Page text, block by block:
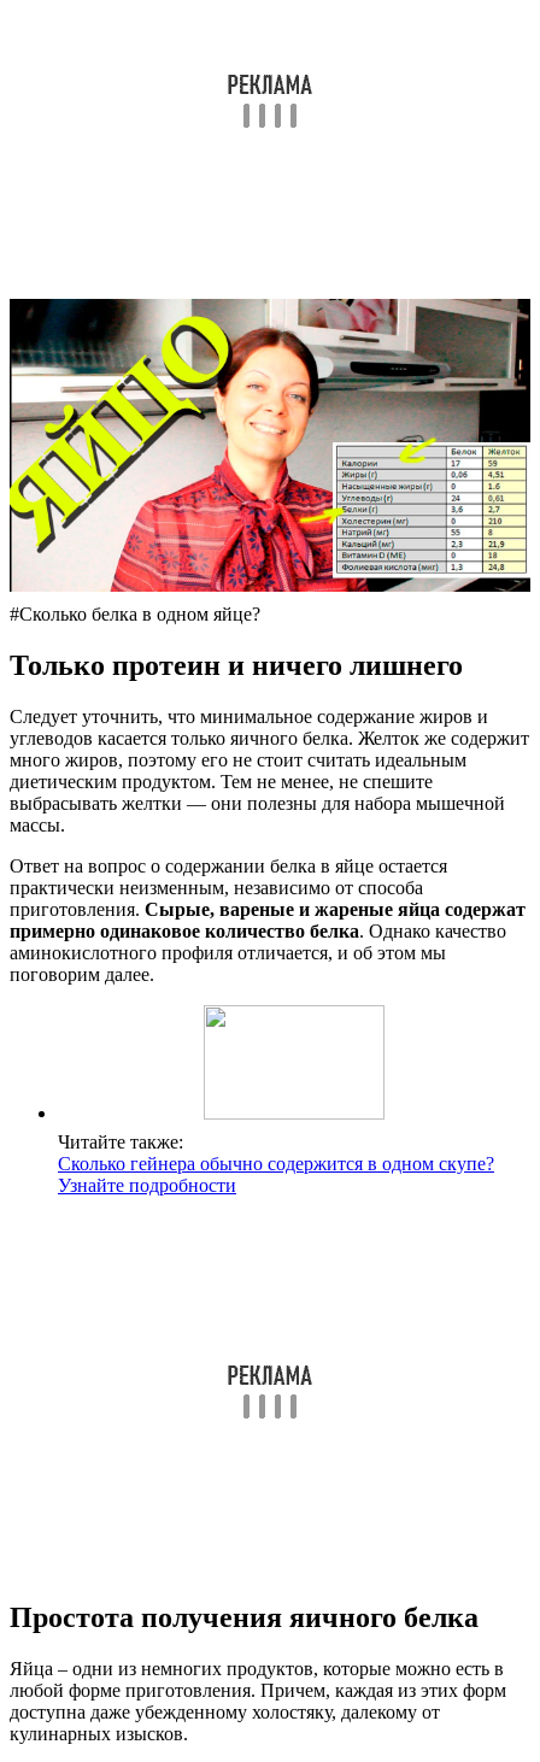
#Сколько белка в одном яйце?
Только протеин и ничего лишнего
Следует уточнить, что минимальное содержание жиров и
углеводов касается только яичного белка. Желток же содержит
много жиров, поэтому его не стоит считать идеальным
диетическим продуктом. Тем не менее, не спешите
выбрасывать желтки — они полезны для набора мышечной
массы.
Ответ на вопрос о содержании белка в яйце остается
практически неизменным, независимо от способа
приготовления. Сырые, вареные и жареные яйца содержат
примерно одинаковое количество белка. Однако качество
аминокислотного профиля отличается, и об этом мы
поговорим далее.
Читайте также:
Сколько гейнера обычно содержится в одном скупе?
Узнайте подробности
Простота получения яичного белка
Яйца – одни из немногих продуктов, которые можно есть в
любой форме приготовления. Причем, каждая из этих форм
доступна даже убежденному холостяку, далекому от
кулинарных изысков.